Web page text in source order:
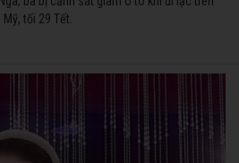
tối 29 Tết.